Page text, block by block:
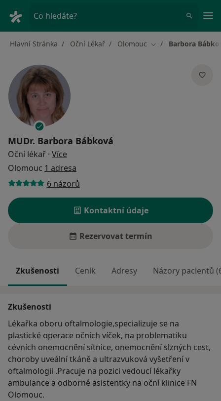
Co hledáte?
Hlavní Stránka Oční Lékař Olomouc Změna města
Barbora
MUDr. Barbora Bábková
Oční lékař · Více
Olomouc 1 adresa
6 názorů
Kontaktní údaje
Rezervovat termín
Zkušenosti Ceník Adresy Názory pacientů
Zkušenosti
Lékařka oboru oftalmologie,specializuje se na
plastické operace očních víček, na problematiku
cévních onemocnění sítnice, onemocnění slzných cest,
choroby uveální tkáně a ultrazvuková vyšetření v
oftalmologii .Pracuje na pozici vedoucí lékařky
ambulance a odborné asistentky na oční klinice FN
Olomouc.